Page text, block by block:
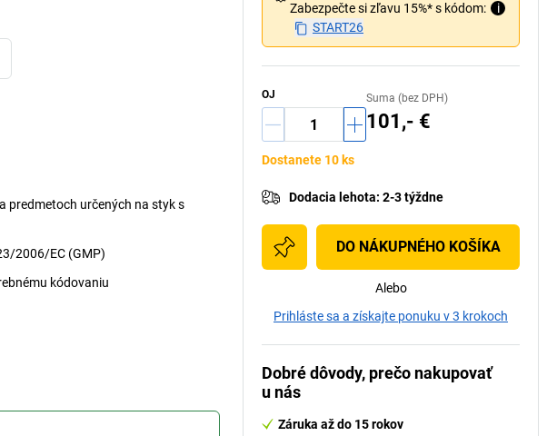
predmetoch určených na styk s
2006/EC (GMP)
kódovaniu
Zabezpečte si zľavu 15%* s kódom:
i
START26
OJ Suma (bez DPH)
101,- €
Dostanete 10 ks
Dodacia lehota: 2-3 týždne
DO NÁKUPNÉHO KOŠÍKA
Alebo
Prihláste sa a získajte ponuku v 3 krokoch
Dobré dôvody, prečo nakupovať
u nás
Záruka až do 15 rokov